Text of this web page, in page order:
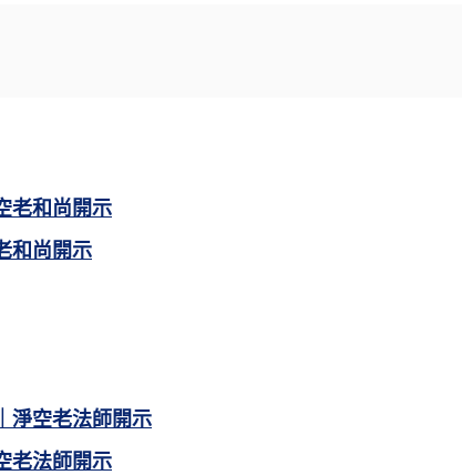
老和尚開示
和尚開示
淨空老法師開示
老法師開示